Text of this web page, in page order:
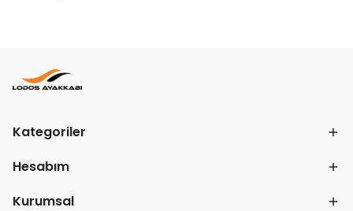
Kategoriler
Hesabım
Kurumsal